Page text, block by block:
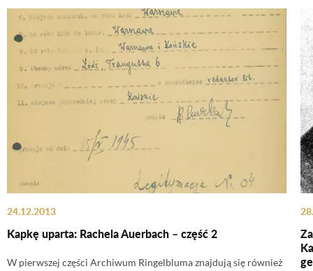
24.12.2013
Kapkę uparta: Rachela Auerbach – część 2
W pierwszej części Archiwum Ringelbluma znajdują się również